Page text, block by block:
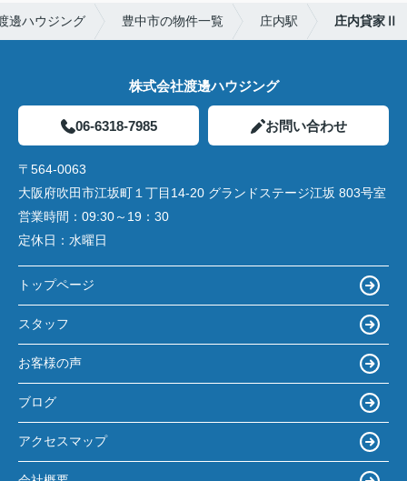
邊ハウジング 豊中市の物件一覧 庄内駅 庄内貸家Ⅱ
株式会社渡邊ハウジング
06-6318-7985 お問い合わせ
〒564-0063
大阪府吹田市江坂町１丁目14‐20 グランドステージ江坂 803号室
営業時間： 09:30～19：30
定休日： 水曜日
トップページ
スタッフ
お客様の声
ブログ
アクセスマップ